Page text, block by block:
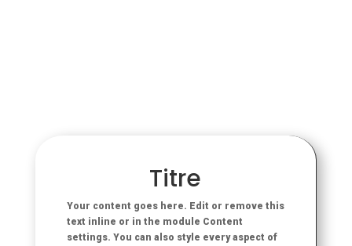
Titre
Your content goes here. Edit or remove this
text inline or in the module Content
settings. You can also style every aspect of